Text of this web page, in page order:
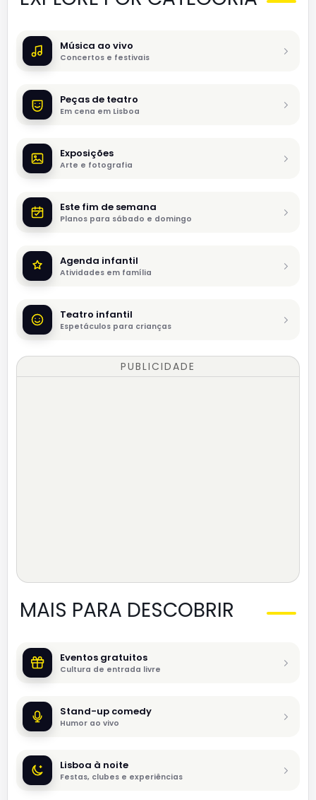
Música ao vivo
Concertos e festivais
Peças de teatro
Em cena em Lisboa
Exposições
Arte e fotografia
Este fim de semana
Planos para sábado e domingo
Agenda infantil
Atividades em família
Teatro infantil
Espetáculos para crianças
PUBLICIDADE
MAIS PARA DESCOBRIR
Eventos gratuitos
Cultura de entrada livre
Stand-up comedy
Humor ao vivo
Lisboa à noite
Festas, clubes e experiências